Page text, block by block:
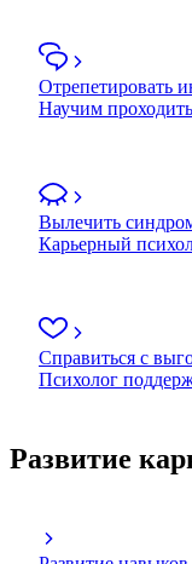
Отрепетировать
Научим
Вылечить
Карьерный
Справиться с
Психолог
Развитие